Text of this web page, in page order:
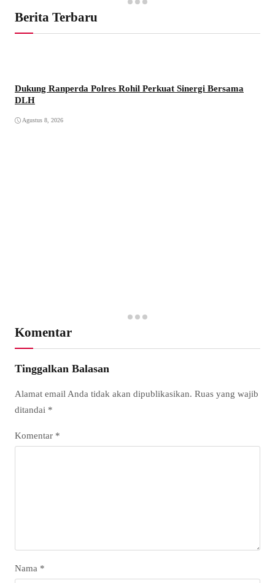
Berita Terbaru
Dukung Ranperda Polres Rohil Perkuat Sinergi Bersama
DLH
Agustus 8, 2026
Komentar
Tinggalkan Balasan
Alamat email Anda tidak akan dipublikasikan. Ruas yang wajib
ditandai *
Komentar *
Nama *